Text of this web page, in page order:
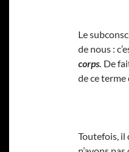
Le
de nous :
corps. De
de ce terme
Toutefois, il